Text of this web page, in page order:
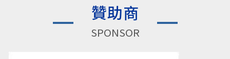
贊助商
SPONSOR